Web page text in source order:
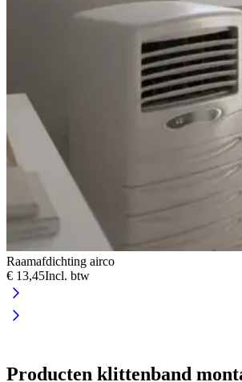
Raamafdichting airco
€ 13,45Incl. btw
Producten klittenband